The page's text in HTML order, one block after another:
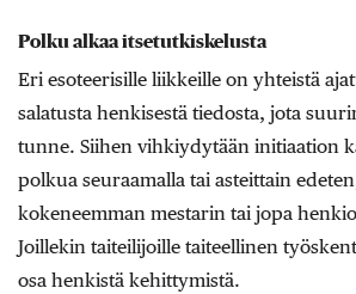
Polku alkaa itsetutkiskelusta
Eri esoteerisille liikkeille on yhteistä
salatusta henkisestä tiedosta, jota
tunne. Siihen vihkiydytään initiaation
polkua seuraamalla tai asteittain
kokeneemman mestarin tai jopa
Joillekin taiteilijoille taiteellinen
osa henkistä kehittymistä.